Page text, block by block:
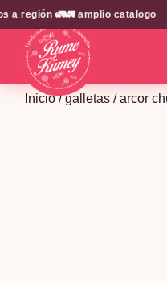
🚛🚛 amplio catalogo ✦
Inicio/galletas / arcor